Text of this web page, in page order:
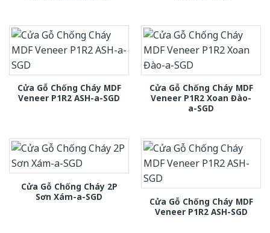
Cửa Gỗ Chống Cháy MDF
Veneer P1R2 ASH-a-SGD
Cửa Gỗ Chống Cháy MDF
Veneer P1R2 Xoan Đào-
a-SGD
Cửa Gỗ Chống Cháy 2P
Sơn Xám-a-SGD
Cửa Gỗ Chống Cháy MDF
Veneer P1R2 ASH-SGD